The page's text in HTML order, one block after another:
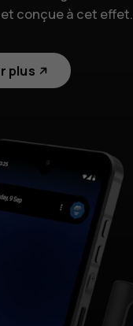
conçue à cet effet.
plus